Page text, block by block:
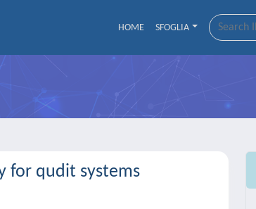
HOME SFOGLIA
for qudit systems